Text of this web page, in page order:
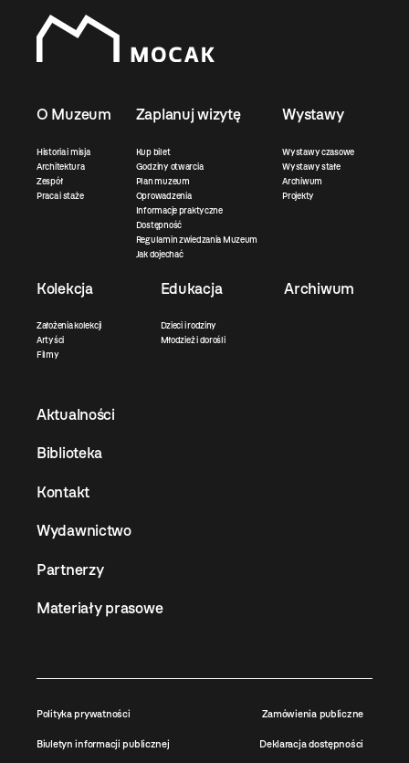
O Muzeum
Historia i misja
Architektura
Zespół
Praca i staże
Zaplanuj wizytę
Kup bilet
Godziny otwarcia
Plan muzeum
Oprowadzenia
Informacje praktyczne
Dostępność
Regulamin zwiedzania Muzeum
Jak dojechać
Wystawy
Wystawy czasowe
Wystawy stałe
Archiwum
Projekty
Kolekcja
Założenia kolekcji
Artyści
Filmy
Edukacja
Dzieci i rodziny
Młodzież i dorośli
Archiwum
Aktualności
Biblioteka
Kontakt
Wydawnictwo
Partnerzy
Materiały prasowe
Polityka prywatności Zamówienia publiczne
Biuletyn informacji publicznej Deklaracja dostępności